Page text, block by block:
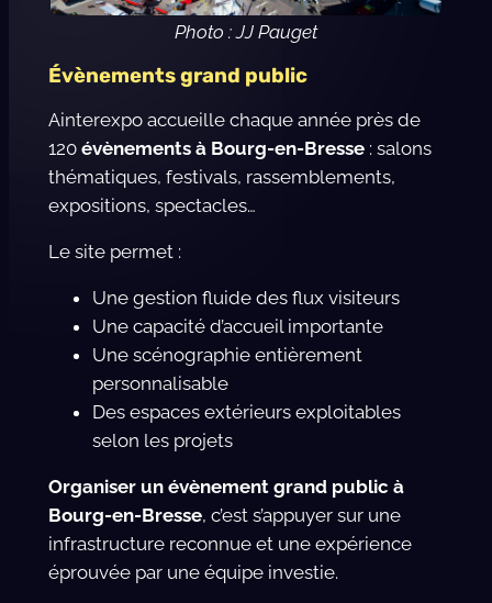
Photo : JJ Pauget
Évènements grand public
Ainterexpo accueille chaque année près de
120 évènements à Bourg-en-Bresse: salons
thématiques, festivals, rassemblements,
expositions, spectacles…
Le site permet :
Une gestion fluide des flux visiteurs
Une capacité d’accueil importante
Une scénographie entièrement
personnalisable
Des espaces extérieurs exploitables
selon les projets
Organiser un évènement grand public à
Bourg-en-Bresse, c’est s’appuyer sur une
infrastructure reconnue et une expérience
éprouvée par une équipe investie.